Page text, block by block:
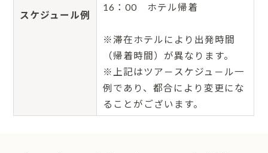
スケジュール例
16：00 ホテル帰着
※滞在ホテルにより出発時間
（帰着時間）が異なります。
※上記はツア－スケジュ－ル一
例であり、都合により変更にな
ることがございます。